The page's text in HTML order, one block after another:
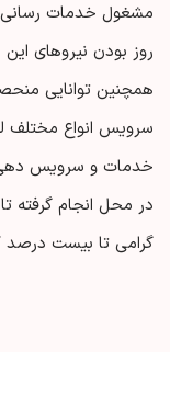
مشغول خدمات
روز بودن نیروهای
همچنین توانایی
سرویس انواع
خدمات و سرویس دهی
در محل انجام گرفته
گرامی تا بیست درصد